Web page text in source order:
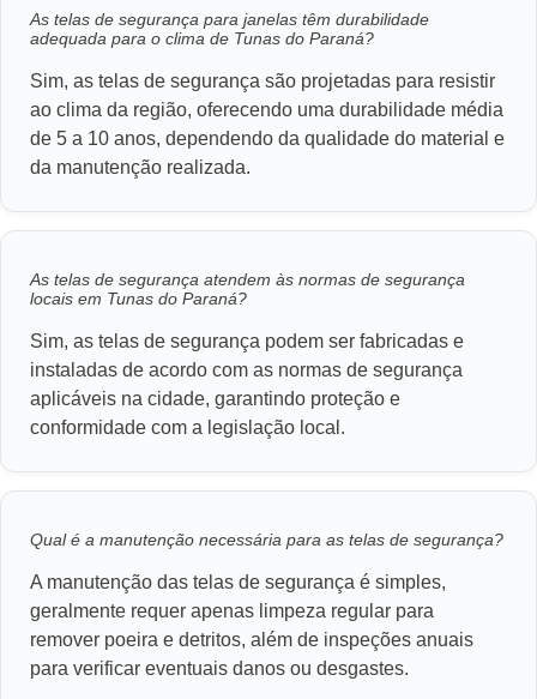
As telas de segurança para janelas têm durabilidade
adequada para o clima de Tunas do Paraná?
Sim, as telas de segurança são projetadas para resistir
ao clima da região, oferecendo uma durabilidade média
de 5 a 10 anos, dependendo da qualidade do material e
da manutenção realizada.
As telas de segurança atendem às normas de segurança
locais em Tunas do Paraná?
Sim, as telas de segurança podem ser fabricadas e
instaladas de acordo com as normas de segurança
aplicáveis na cidade, garantindo proteção e
conformidade com a legislação local.
Qual é a manutenção necessária para as telas de segurança?
A manutenção das telas de segurança é simples,
geralmente requer apenas limpeza regular para
remover poeira e detritos, além de inspeções anuais
para verificar eventuais danos ou desgastes.